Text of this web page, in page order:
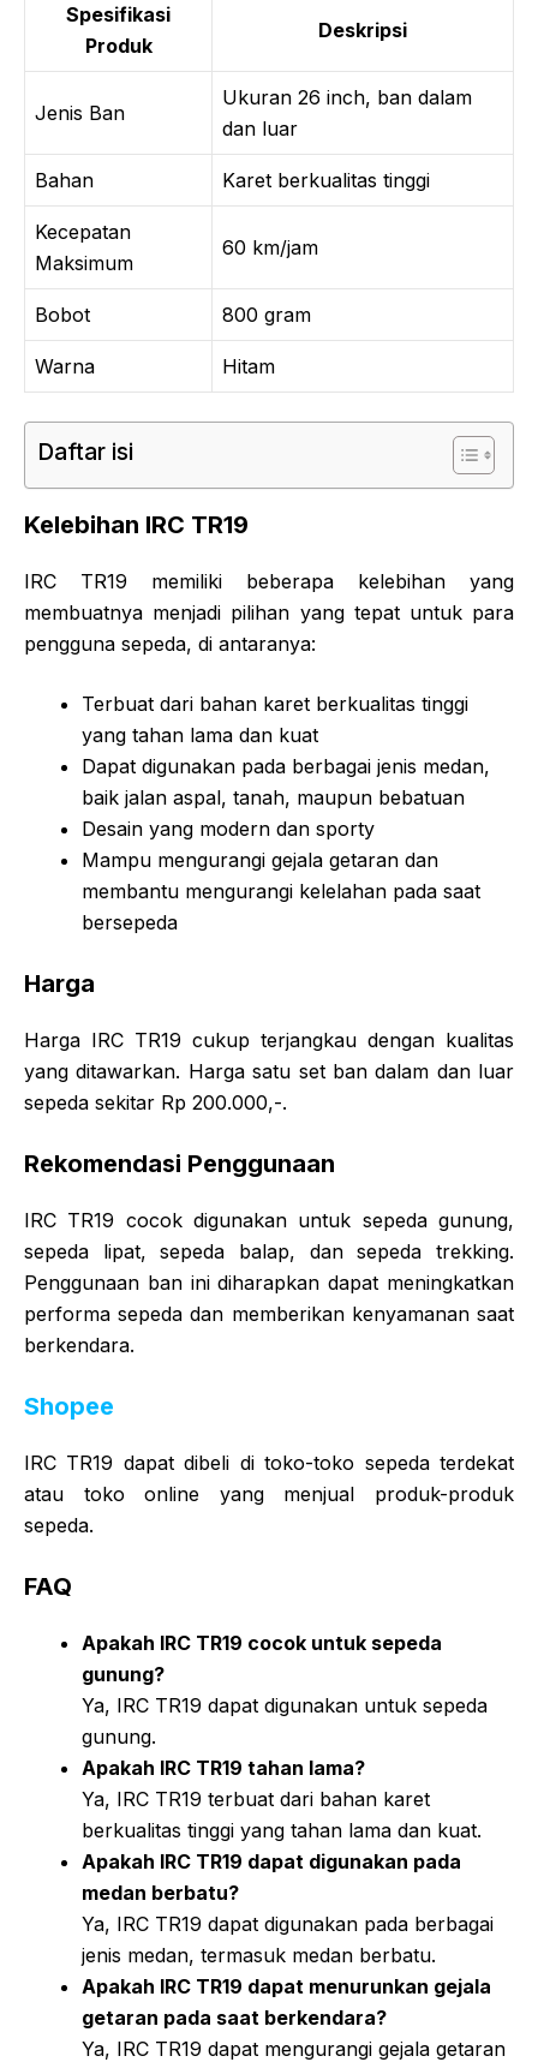
Spesifikasi
Produk
Deskripsi
Jenis Ban
Ukuran 26 inch, ban dalam
dan luar
Bahan Karet berkualitas tinggi
Kecepatan
Maksimum
60 km/jam
Bobot 800 gram
Warna Hitam
Daftar isi
Kelebihan IRC TR19
IRC TR19 memiliki beberapa kelebihan yang
membuatnya menjadi pilihan yang tepat untuk para
pengguna sepeda, di antaranya:
Terbuat dari bahan karet berkualitas tinggi
yang tahan lama dan kuat
Dapat digunakan pada berbagai jenis medan,
baik jalan aspal, tanah, maupun bebatuan
Desain yang modern dan sporty
Mampu mengurangi gejala getaran dan
membantu mengurangi kelelahan pada saat
bersepeda
Harga
Harga IRC TR19 cukup terjangkau dengan kualitas
yang ditawarkan. Harga satu set ban dalam dan luar
sepeda sekitar Rp 200.000,-.
Rekomendasi Penggunaan
IRC TR19 cocok digunakan untuk sepeda gunung,
sepeda lipat, sepeda balap, dan sepeda trekking.
Penggunaan ban ini diharapkan dapat meningkatkan
performa sepeda dan memberikan kenyamanan saat
berkendara.
Shopee
IRC TR19 dapat dibeli di toko-toko sepeda terdekat
atau toko online yang menjual produk-produk
sepeda.
FAQ
Apakah IRC TR19 cocok untuk sepeda
gunung?
Ya, IRC TR19 dapat digunakan untuk sepeda
gunung.
Apakah IRC TR19 tahan lama?
Ya, IRC TR19 terbuat dari bahan karet
berkualitas tinggi yang tahan lama dan kuat.
Apakah IRC TR19 dapat digunakan pada
medan berbatu?
Ya, IRC TR19 dapat digunakan pada berbagai
jenis medan, termasuk medan berbatu.
Apakah IRC TR19 dapat menurunkan gejala
getaran pada saat berkendara?
Ya, IRC TR19 dapat mengurangi gejala getaran